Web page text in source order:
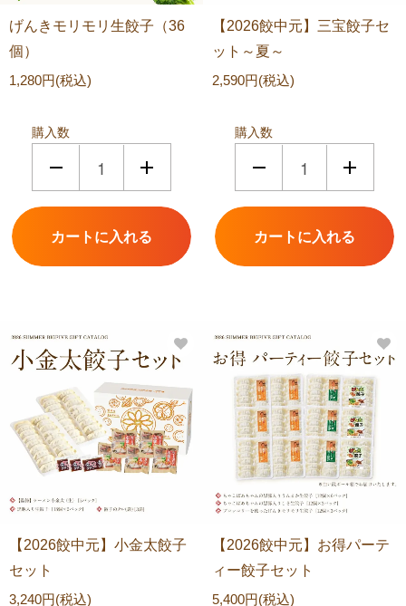
げんきモリモリ生餃子（36
個）
1,280円(税込)
購入数
【2026餃中元】三宝餃子セ
ット～夏～
2,590円(税込)
購入数
【2026餃中元】小金太餃子
セット
3,240円(税込)
【2026餃中元】お得パーテ
ィー餃子セット
5,400円(税込)